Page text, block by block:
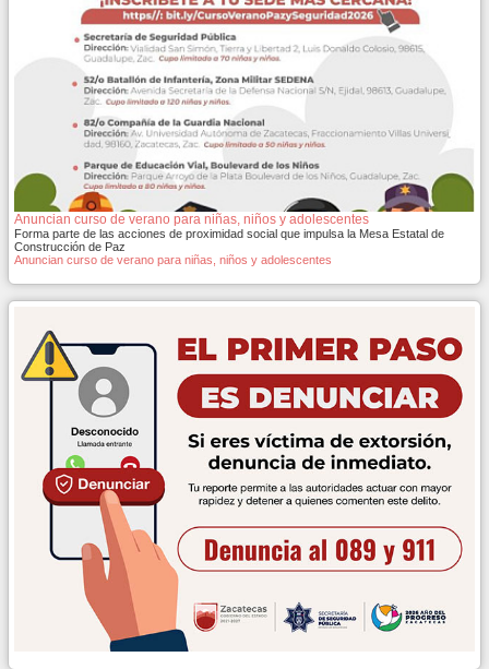
Anuncian curso de verano para niñas, niños y adolescentes
Forma parte de las acciones de proximidad social que impulsa la Mesa Estatal de
Construcción de Paz
Anuncian curso de verano para niñas, niños y adolescentes